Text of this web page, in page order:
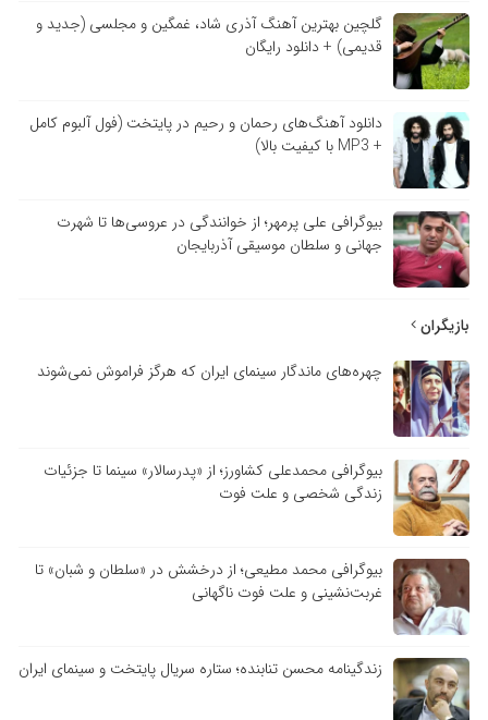
گلچین بهترین آهنگ آذری شاد، غمگین و مجلسی (جدید و
قدیمی) + دانلود رایگان
دانلود آهنگ‌های رحمان و رحیم در پایتخت (فول آلبوم کامل
+ MP3 با کیفیت بالا)
بیوگرافی علی پرمهر؛ از خوانندگی در عروسی‌ها تا شهرت
جهانی و سلطان موسیقی آذربایجان
بازیگران
چهره‌های ماندگار سینمای ایران که هرگز فراموش نمی‌شوند
بیوگرافی محمدعلی کشاورز؛ از «پدرسالار» سینما تا جزئیات
زندگی شخصی و علت فوت
بیوگرافی محمد مطیعی؛ از درخشش در «سلطان و شبان» تا
غربت‌نشینی و علت فوت ناگهانی
زندگینامه محسن تنابنده؛ ستاره سریال پایتخت و سینمای ایران